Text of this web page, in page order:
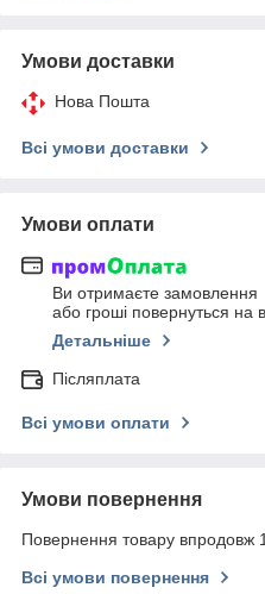
Умови доставки
Нова Пошта
Всі умови доставки
Умови оплати
Ви отримаєте замовлення
або гроші повернуться на
Детальніше
Післяплата
Всі умови оплати
Умови повернення
Повернення товару впродовж
Всі умови повернення